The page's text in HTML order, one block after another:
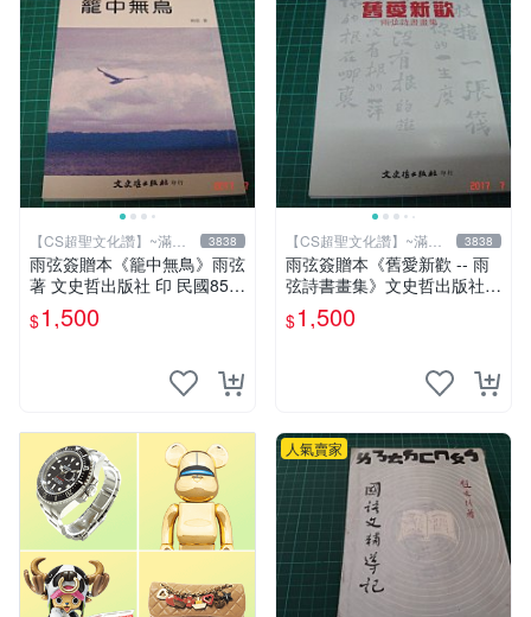
【CS超聖文化讚】~滿千
元送運
3838
雨弦簽贈本《籠中無鳥》雨弦
著 文史哲出版社 印 民國85年
初版 9成新 【CS超聖文化
讚】
$1,500
【CS超聖文化讚】~滿千
元送運
3838
雨弦簽贈本《舊愛新歡 -- 雨
弦詩書畫集》文史哲出版社
印 民國85年初版 9成新 【CS
超聖文化讚】
$1,500
人氣賣家